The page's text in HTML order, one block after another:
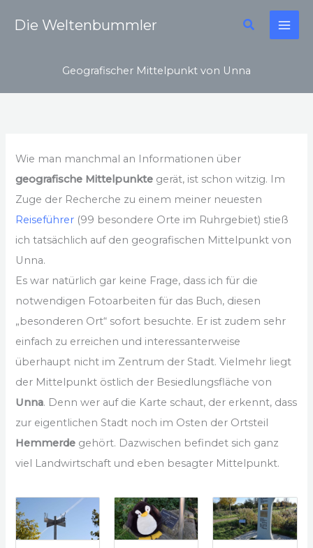
InhaltDie Weltenbummler Suchen
Geografischer Mittelpunkt von Unna
Wie man manchmal an Informationen über
geografische Mittelpunkte gerät, ist schon witzig. Im
Zuge der Recherche zu einem meiner neuesten
Reiseführer (99 besondere Orte im Ruhrgebiet) stieß
ich tatsächlich auf den geografischen Mittelpunkt von
Unna.
Es war natürlich gar keine Frage, dass ich für die
notwendigen Fotoarbeiten für das Buch, diesen
„besonderen Ort“ sofort besuchte. Er ist zudem sehr
einfach zu erreichen und interessanterweise
überhaupt nicht im Zentrum der Stadt. Vielmehr liegt
der Mittelpunkt östlich der Besiedlungsfläche von
Unna. Denn wer auf die Karte schaut, der erkennt, dass
zur eigentlichen Stadt noch im Osten der Ortsteil
Hemmerde gehört. Dazwischen befindet sich ganz
viel Landwirtschaft und eben besagter Mittelpunkt.